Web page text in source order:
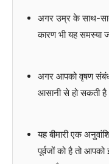
अगर उम्र के साथ-साथ
कारण भी यह समस्या
अगर आपको वृषण
आसानी से हो सकती
यह बीमारी एक
पूर्वजों को है तो